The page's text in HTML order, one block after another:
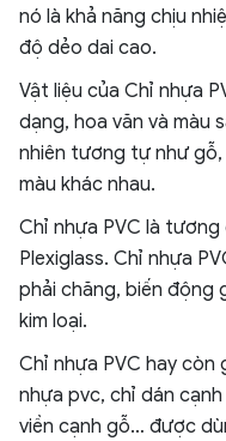
nó là khả năng chịu
độ dẻo dai cao.
Vật liệu của Chỉ nhựa
dạng, hoa văn và màu
nhiên tương tự như
màu khác nhau.
Chỉ nhựa PVC là tương
Plexiglass. Chỉ nhựa
phải chăng, biến động
kim loại.
Chỉ nhựa PVC hay
nhựa pvc, chỉ dán
viền cạnh gỗ… được